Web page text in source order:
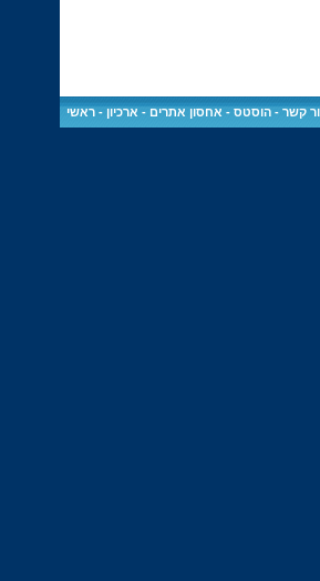
קשר -הוסטס - אחסון אתרים - ארכיון -ראשי